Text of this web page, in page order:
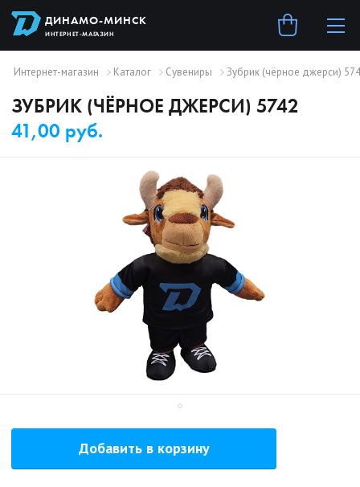
ДИНАМО-МИНСК
ИНТЕРНЕТ-МАГАЗИН
Интернет-магазин Каталог Сувениры Зубрик (чёрное джерси)
ЗУБРИК (ЧЁРНОЕ ДЖЕРСИ) 5742
41,00 руб.
Добавить в корзину